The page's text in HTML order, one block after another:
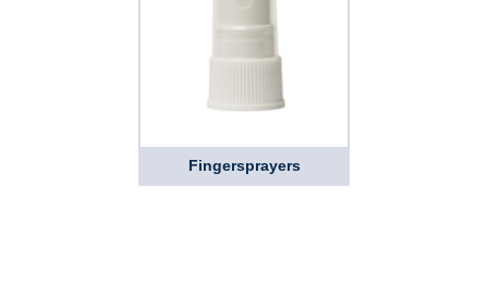
Fingersprayers